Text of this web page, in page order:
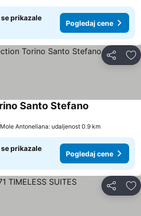
prikazale
Pogledaj cene
Deli
Santo Stefano
Mole Antoneliana: udaljenost 0.9 km
prikazale
Pogledaj cene
Deli